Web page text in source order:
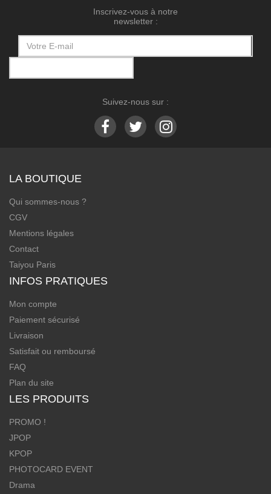
Inscrivez-vous à notre
newsletter :
Suivez-nous sur :
LA BOUTIQUE
Qui sommes-nous ?
CGV
Mentions légales
Contact
Taiyou Paris
INFOS PRATIQUES
Mon compte
Paiement sécurisé
Livraison
Satisfait ou remboursé
FAQ
Plan du site
LES PRODUITS
PROMO !
JPOP
KPOP
PHOTOCARD EVENT
Drama